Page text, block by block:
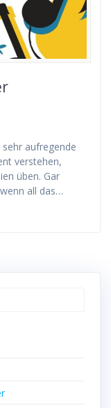
aufregende
verstehen,
üben. Gar
all das…